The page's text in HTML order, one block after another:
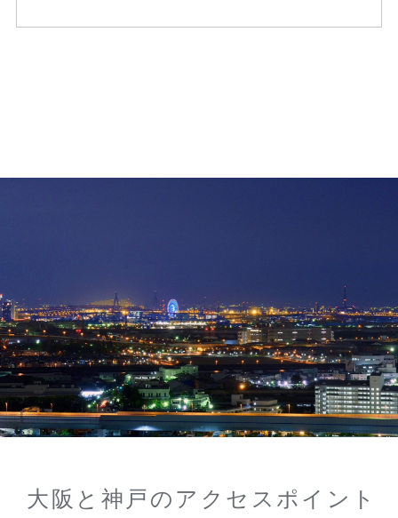
大阪と神戸のアクセスポイント